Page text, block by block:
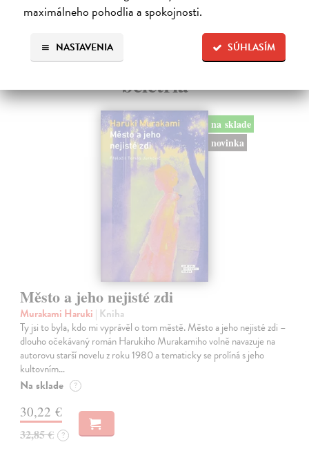
maximálneho pohodlia a spokojnosti.
SÚHLASÍM
NASTAVENIA
Ďalšie z kategórie svetová
beletria
na sklade
novinka
Město a jeho nejisté zdi
Murakami Haruki | Kniha
Ty jsi to byla, kdo mi vyprávěl o tom městě. Město a jeho nejisté zdi –
dlouho očekávaný román Harukiho Murakamiho volně navazuje na
autorovu starší novelu z roku 1980 a tematicky se prolíná s jeho
kultovním…
Na sklade ?
30,22 €
32,85 € ?